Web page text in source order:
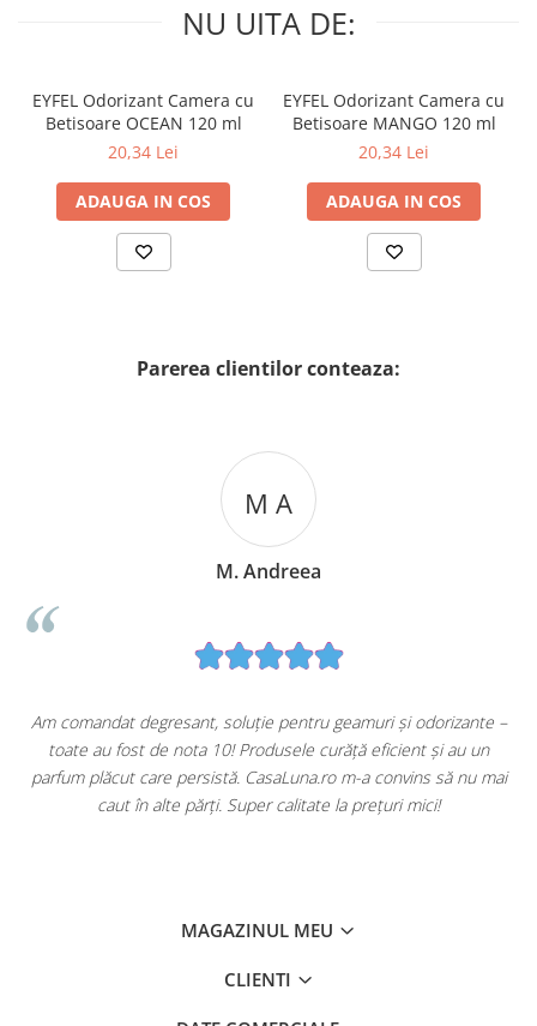
NU UITA DE:
EYFEL Odorizant Camera cu
Betisoare OCEAN 120 ml
20,34 Lei
ADAUGA IN COS
EYFEL Odorizant Camera cu
Betisoare MANGO 120 ml
20,34 Lei
ADAUGA IN COS
Parerea clientilor conteaza:
M A
M. Andreea
Am comandat degresant, soluție pentru geamuri și odorizante –
toate au fost de nota 10! Produsele curăță eficient și au un
parfum plăcut care persistă. CasaLuna.ro m-a convins să nu mai
caut în alte părți. Super calitate la prețuri mici!
MAGAZINUL MEU
CLIENTI